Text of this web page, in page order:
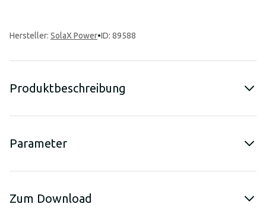
Hersteller: SolaX Power•ID: 89588
Produktbeschreibung
Parameter
Zum Download